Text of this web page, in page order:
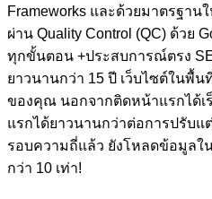
Frameworks และด้วยมาตรฐาน
ผ่าน Quality Control (QC) ด้วย
ทุกขั้นตอน +ประสบการณ์ตรง
ยาวนานกว่า 15 ปี เว็บไซต์ในพื้
ของคุณ นอกจากติดหน้าแรกได้เ
แรกได้ยาวนานกว่าต่อการปรับแ
รอบความถี่แล้ว ยังโหลดข้อมูลใ
กว่า 10 เท่า!